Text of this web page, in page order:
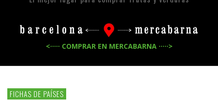
<····· COMPRAR EN MERCABARNA ·····>
FICHAS DE PAÍSES